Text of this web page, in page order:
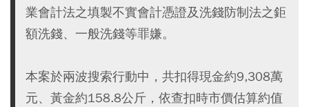
業會計法之填製不實會計憑證及洗錢防制法之鉅
額洗錢、一般洗錢等罪嫌。
本案於兩波搜索行動中，共扣得現金約9,308萬
元、黃金約158.8公斤，依查扣時市價估算約值